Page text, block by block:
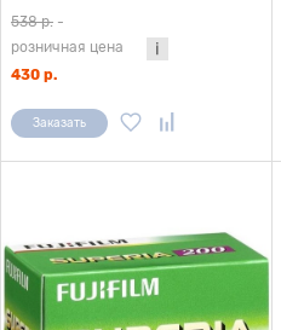
538 р. -
розничная цена
430 р.
Заказать